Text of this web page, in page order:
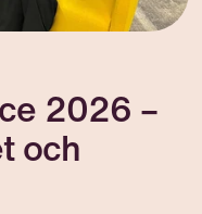
2026 –
och